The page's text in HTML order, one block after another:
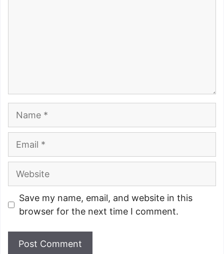
Website
Save my name, email, and website in this
browser for the next time I comment.